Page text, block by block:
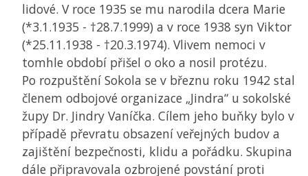
lidové. V roce 1935 se mu narodila dcera Marie
(*3.1.1935 - †28.7.1999) a v roce 1938 syn Viktor
(*25.11.1938 - †20.3.1974). Vlivem nemoci v
tomhle období přišel o oko a nosil protézu.
Po rozpuštění Sokola se v březnu roku 1942 stal
členem odbojové organizace „Jindra“ u sokolské
župy Dr. Jindry Vaníčka. Cílem jeho buňky bylo v
případě převratu obsazení veřejných budov a
zajištění bezpečnosti, klidu a pořádku. Skupina
dále připravovala ozbrojené povstání proti